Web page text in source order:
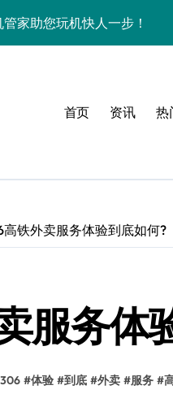
家助您玩机快人一步！
：亮点解析+超实用技巧大
屏旗舰亮点，售后带你抢先
配置全解析，速来围观！
亮点特色玩法，一次全掌握
锁，售后邀您共享最新优
色功能全解析，畅享新机体
首页 资讯 热
高铁外卖服务体验到底如何?
服务体
#体验 #到底 #外卖 #服务 #